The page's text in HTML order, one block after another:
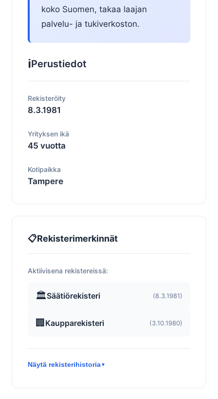
koko Suomen, takaa laajan
palvelu- ja tukiverkoston.
ℹ️Perustiedot
Rekisteröity
8.3.1981
Yrityksen ikä
45 vuotta
Kotipaikka
Tampere
📋Rekisterimerkinnät
Aktiivisena rekistereissä:
🏛️Säätiörekisteri (8.3.1981)
🏢 Kaupparekisteri (3.10.1980)
Näytä rekisterihistoria▼